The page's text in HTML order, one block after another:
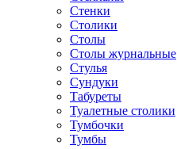
Стенки
Столики
Столы
Столы журнальные
Стулья
Сундуки
Табуреты
Туалетные столики
Тумбочки
Тумбы